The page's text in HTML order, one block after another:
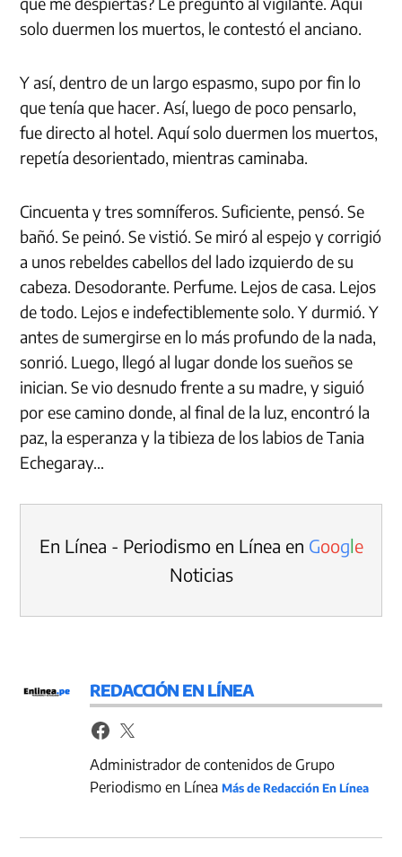
solo duermen los muertos, le contestó el anciano.
Y así, dentro de un largo espasmo, supo por fin lo
que tenía que hacer. Así, luego de poco pensarlo,
fue directo al hotel. Aquí solo duermen los muertos,
repetía desorientado, mientras caminaba.
Cincuenta y tres somníferos. Suficiente, pensó. Se
bañó. Se peinó. Se vistió. Se miró al espejo y corrigió
a unos rebeldes cabellos del lado izquierdo de su
cabeza. Desodorante. Perfume. Lejos de casa. Lejos
de todo. Lejos e indefectiblemente solo. Y durmió. Y
antes de sumergirse en lo más profundo de la nada,
sonrió. Luego, llegó al lugar donde los sueños se
inician. Se vio desnudo frente a su madre, y siguió
por ese camino donde, al final de la luz, encontró la
paz, la esperanza y la tibieza de los labios de Tania
Echegaray…
En Línea - Periodismo en Línea en Google
Noticias
REDACCIÓN EN LÍNEA
Administrador de contenidos de Grupo
Periodismo en LíneaMás de Redacción En Línea